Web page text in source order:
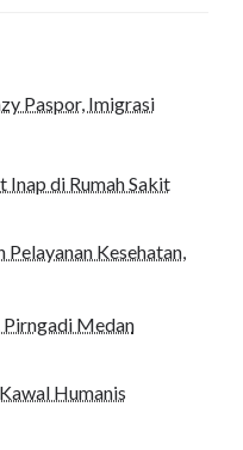
Paspor, Imigrasi
Inap di Rumah Sakit
Kesehatan,
Pirngadi Medan‎
Humanis